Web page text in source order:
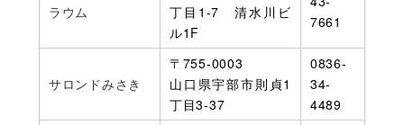
ラウム
丁目1-7 清水川ビ
ル1F
7661
サロンドみさき
〒755-0003
山口県宇部市則貞1
丁目3-37
0836-
34-
4489